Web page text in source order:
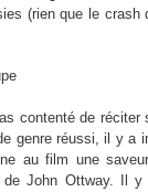
(rien que le crash
contenté de
genre réussi, il y a
au film une
de John Ottway. Il